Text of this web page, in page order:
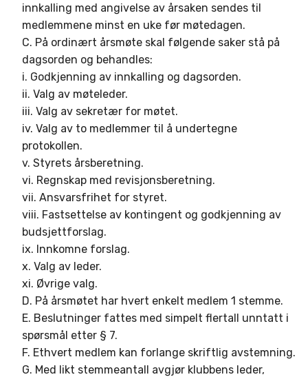
innkalling med angivelse av årsaken sendes til
medlemmene minst en uke før møtedagen.
C. På ordinært årsmøte skal følgende saker stå på
dagsorden og behandles:
i. Godkjenning av innkalling og dagsorden.
ii. Valg av møteleder.
iii. Valg av sekretær for møtet.
iv. Valg av to medlemmer til å undertegne
protokollen.
v. Styrets årsberetning.
vi. Regnskap med revisjonsberetning.
vii. Ansvarsfrihet for styret.
viii. Fastsettelse av kontingent og godkjenning av
budsjettforslag.
ix. Innkomne forslag.
x. Valg av leder.
xi. Øvrige valg.
D. På årsmøtet har hvert enkelt medlem 1 stemme.
E. Beslutninger fattes med simpelt flertall unntatt i
spørsmål etter § 7.
F. Ethvert medlem kan forlange skriftlig avstemning.
G. Med likt stemmeantall avgjør klubbens leder,